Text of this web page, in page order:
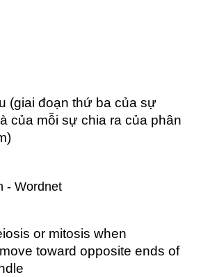
(giai đoạn thứ ba của sự
của mỗi sự chia ra của phân
- Wordnet
or mitosis when
toward opposite ends of